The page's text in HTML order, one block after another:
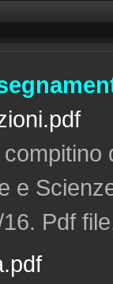
e
Pdf